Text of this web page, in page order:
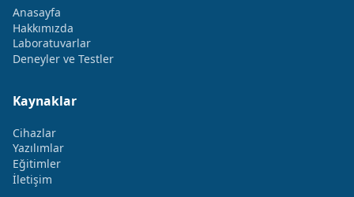
Anasayfa
Hakkımızda
Laboratuvarlar
Deneyler ve Testler
Kaynaklar
Cihazlar
Yazılımlar
Eğitimler
İletişim